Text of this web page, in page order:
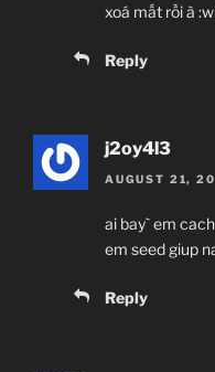
xoá mất rồi à
Reply
j2oy4l3
AUGUST 21,
ai bay` em
em seed giup
Reply